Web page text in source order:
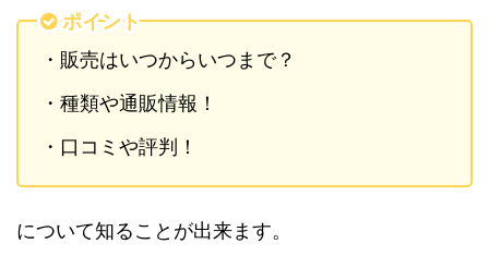
ポイント
・販売はいつからいつまで？
・種類や通販情報！
・口コミや評判！
について知ることが出来ます。